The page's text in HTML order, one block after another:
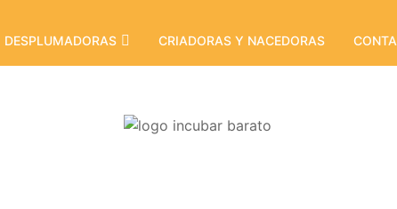
DESPLUMADORAS CRIADORAS Y NACEDORAS